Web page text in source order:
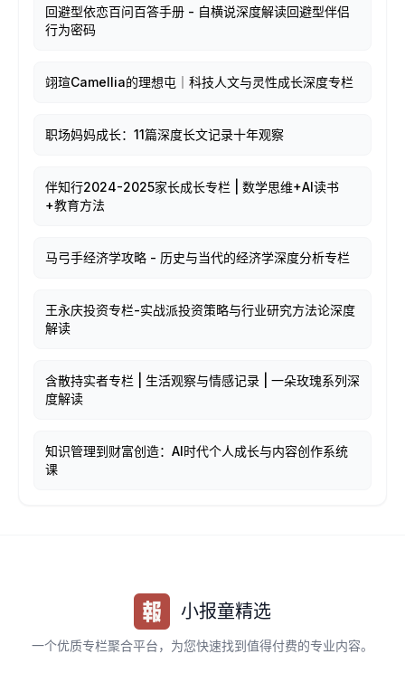
回避型依恋百问百答手册 - 自横说深度解读回避型伴侣
行为密码
翊瑄Camellia的理想屯｜科技人文与灵性成长深度专栏
职场妈妈成长：11篇深度长文记录十年观察
伴知行2024-2025家长成长专栏 | 数学思维+AI读书
+教育方法
马弓手经济学攻略 - 历史与当代的经济学深度分析专栏
王永庆投资专栏-实战派投资策略与行业研究方法论深度
解读
含散持实者专栏 | 生活观察与情感记录 | 一朵玫瑰系列深
度解读
知识管理到财富创造：AI时代个人成长与内容创作系统
课
小报童精选
一个优质专栏聚合平台，为您快速找到值得付费的专业内容。